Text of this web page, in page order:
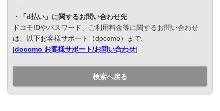
・「d払い」に関するお問い合わせ先
ドコモIDやパスワード、ご利用料金等に関するお問い合わせ
は、以下お客様サポート（docomo）まで。
[docomo お客様サポート/お問い合わせ]
検索へ戻る